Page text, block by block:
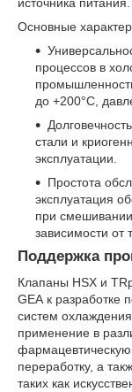
Основные
процессов в
до +200°C,
стали и
эксплуатации.
Простота
эксплуатация
при
зависимости от
Поддержка
Клапаны HSX и
GEA к
систем
применение в
переработку, а
таких как